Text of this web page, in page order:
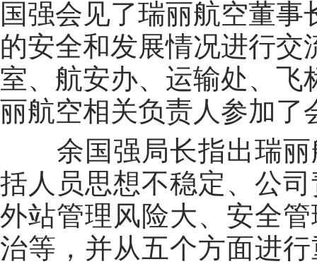
国强会见了瑞丽航空董
的安全和发展情况进行
室、航安办、运输处、飞
丽航空相关负责人参加了
余国强局长指出瑞
括人员思想不稳定、公
外站管理风险大、安全
治等，并从五个方面进